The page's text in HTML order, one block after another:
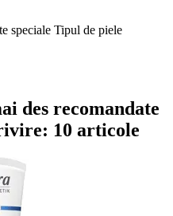
speciale Tipul de piele
des recomandate
10 articole